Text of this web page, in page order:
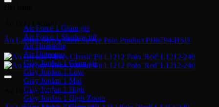
Air Force 1
Air Force 1 Shadow nữ
Air Huarache
Air Uptempo
Giày Jordan 1
Giày Jordan 1 Low
Giày Jordan 1 Mid
Giày Jordan 1 High
Giày Jordan 1 High Zoom
Áo Polo Lacoste
Áo Lacoste Men’s Short Sleeve Polo Product PH8794-HSD
Áo Polo Lacoste